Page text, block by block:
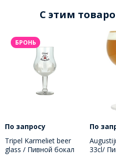
C этим
БРОНЬ
По запросу
Tripel Karmeliet beer
glass / Пивной бокал
По
33cl/